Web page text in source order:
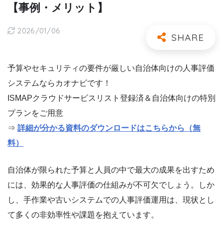
【事例・メリット】
2026/01/06
予算やセキュリティの要件が厳しい自治体向けの人事評価
システムならカオナビです！
ISMAPクラウドサービスリスト登録済＆自治体向けの特別
プランをご用意
⇒ 詳細が分かる資料のダウンロードはこちらから（無
料）
自治体が限られた予算と人員の中で最大の成果を出すため
には、効果的な人事評価の仕組みが不可欠でしょう。しか
し、手作業や古いシステムでの人事評価運用は、現状とし
て多くの非効率性や課題を抱えています。